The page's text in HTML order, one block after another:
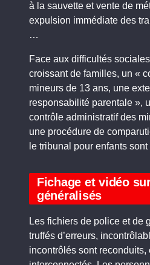
à la sauvette et vente de
expulsion immédiate des
…
Face aux difficultés
croissant de familles, un «
mineurs de 13 ans, une
responsabilité parentale »,
contrôle administratif des
une procédure de
le tribunal pour enfants
Fichage et vidéo
généralisés
Les fichiers de police et de
truffés d’erreurs,
incontrôlés sont reconduits,